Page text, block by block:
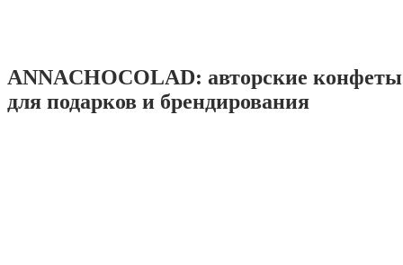
ANNACHOCOLAD: авторские
для подарков и брендирования